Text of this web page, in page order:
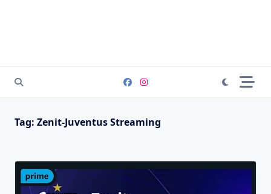
Tag: Zenit-Juventus Streaming